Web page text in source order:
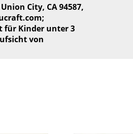
City, CA 94587,
;
für Kinder unter 3
von